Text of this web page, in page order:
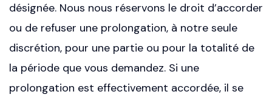
désignée. Nous nous réservons le droit d’accorder
ou de refuser une prolongation, à notre seule
discrétion, pour une partie ou pour la totalité de
la période que vous demandez. Si une
prolongation est effectivement accordée, il se